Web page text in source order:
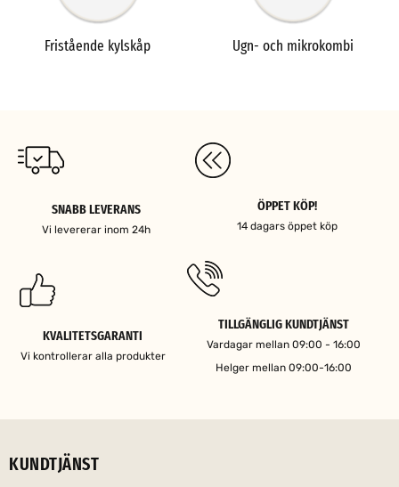
Fristående kylskåp Ugn- och mikrokombi
SNABB LEVERANS
Vi levererar inom 24h
ÖPPET KÖP!
14 dagars öppet köp
KVALITETSGARANTI
Vi kontrollerar alla produkter
TILLGÄNGLIG KUNDTJÄNST
Vardagar mellan 09:00 - 16:00
Helger mellan 09:00-16:00
KUNDTJÄNST